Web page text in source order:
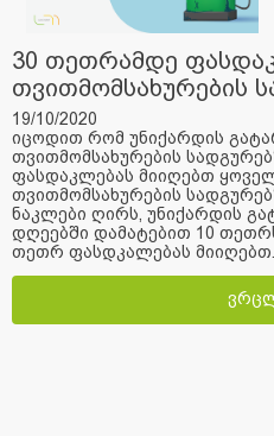
30 თეთრამდე
თვითმომსახურების
19/10/2020
იცოდით რომ უნიქარდის
თვითმომსახურების
ფასდაკლებას მიიღებთ
თვითმომსახურების
ნაკლები ღირს, უნიქარდის
დღეებში დამატებით 10
თეთრ ფასდკალებას